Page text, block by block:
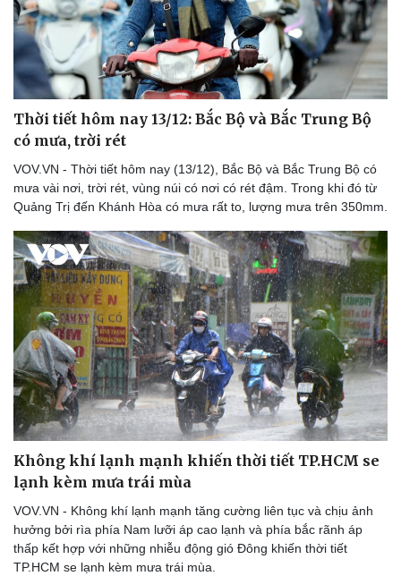
Thời tiết hôm nay 13/12: Bắc Bộ và Bắc Trung Bộ
có mưa, trời rét
VOV.VN - Thời tiết hôm nay (13/12), Bắc Bộ và Bắc Trung Bộ có
mưa vài nơi, trời rét, vùng núi có nơi có rét đậm. Trong khi đó từ
Quảng Trị đến Khánh Hòa có mưa rất to, lượng mưa trên 350mm.
Không khí lạnh mạnh khiến thời tiết TP.HCM se
lạnh kèm mưa trái mùa
VOV.VN - Không khí lạnh mạnh tăng cường liên tục và chịu ảnh
hưởng bởi rìa phía Nam lưỡi áp cao lạnh và phía bắc rãnh áp
thấp kết hợp với những nhiễu động gió Đông khiến thời tiết
TP.HCM se lạnh kèm mưa trái mùa.